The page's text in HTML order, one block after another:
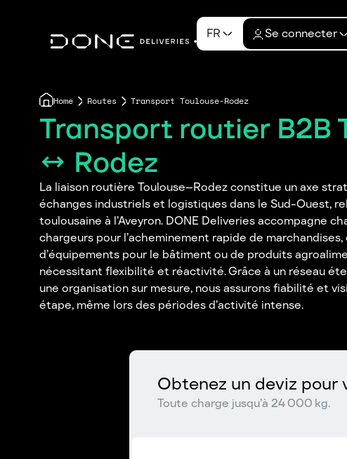
FR Se connecter
Home Routes Transport Toulouse-Rodez
Transport routier B2B
↔ Rodez
La liaison routière Toulouse–Rodez constitue un axe
échanges industriels et logistiques dans le Sud-Ouest,
toulousaine à l’Aveyron. DONE Deliveries accompagne
chargeurs pour l’acheminement rapide de marchandises,
d’équipements pour le bâtiment ou de produits
nécessitant flexibilité et réactivité. Grâce à un réseau
une organisation sur mesure, nous assurons fiabilité et
étape, même lors des périodes d’activité intense.
Obtenez un deviz
Toute charge jusqu’à 24 000 kg.